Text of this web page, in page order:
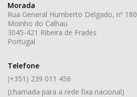
Morada
Rua General Humberto Delgado, nº 180
Moinho do Calhau
3045-421 Ribeira de Frades
Portugal
Telefone
(+351) 239 011 456
(chamada para a rede fixa nacional)